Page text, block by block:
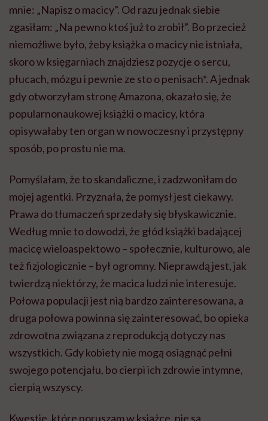
mnie: „Napisz o macicy”. Od razu jednak siebie
zgasiłam: „Na pewno ktoś już to zrobił”. Bo przecież
niemożliwe było, żeby książka o macicy nie istniała,
skoro w księgarniach znajdziesz pozycje o sercu,
płucach, mózgu i pewnie ze sto o penisach*. A jednak
gdy otworzyłam stronę Amazona, okazało się, że
popularnonaukowej książki o macicy, która
opisywałaby ten organ w nowoczesny i przystępny
sposób, po prostu nie ma.
Pomyślałam, że to skandaliczne, i zadzwoniłam do
mojej agentki. Przyznała, że pomysł jest ciekawy.
Prawa do tłumaczeń sprzedały się błyskawicznie.
Według mnie to dowodzi, że głód książki badającej
macicę wieloaspektowo – społecznie, kulturowo, ale
też fizjologicznie – był ogromny. Nieprawdą jest, jak
twierdzą niektórzy, że macica ludzi nie interesuje.
Połowa populacji jest nią bardzo zainteresowana, a
druga połowa powinna się zainteresować, bo opieka
zdrowotna związana z reprodukcją dotyczy nas
wszystkich. Gdy kobiety nie mogą osiągnąć pełni
swojego potencjału, bo cierpi ich zdrowie intymne,
cierpią wszyscy.
Kwestie, które poruszam w książce, nie są